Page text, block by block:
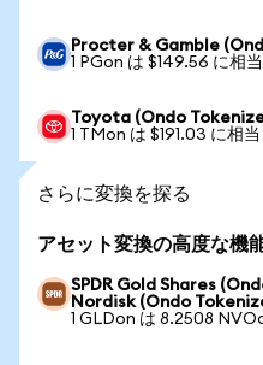
Procter & Gamble
1 PGon は $149.56 に相当
Toyota (Ondo
1 TMon は $191.03 に相当
さらに変換を探る
アセット変換の高度な機
SPDR Gold Shares
Nordisk (Ondo
1 GLDon は 8.2508